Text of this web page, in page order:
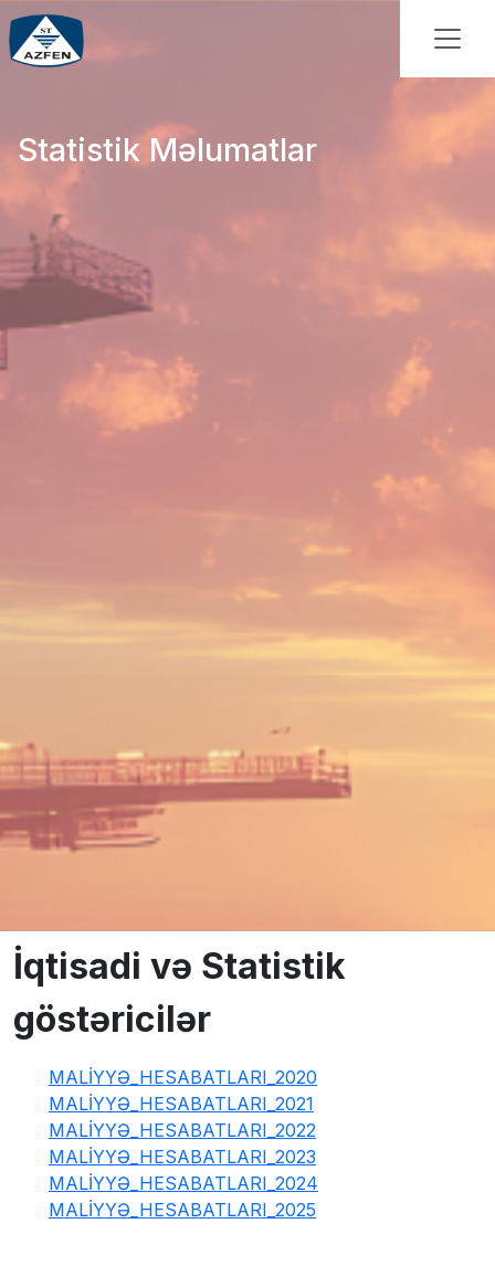
Statistik Məlumatlar
İqtisadi və Statistik
göstəricilər
MALİYYƏ_HESABATLARI_2020
MALİYYƏ_HESABATLARI_2021
MALİYYƏ_HESABATLARI_2022
MALİYYƏ_HESABATLARI_2023
MALİYYƏ_HESABATLARI_2024
MALİYYƏ_HESABATLARI_2025